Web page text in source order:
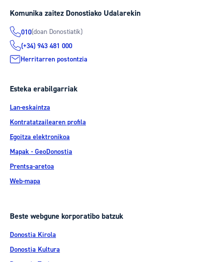
Komunika zaitez Donostiako Udalarekin
010(doan Donostiatik)
(+34) 943 481 000
Herritarren postontzia
Esteka erabilgarriak
Lan-eskaintza
Kontratatzailearen profila
Egoitza elektronikoa
Mapak - GeoDonostia
Prentsa-aretoa
Web-mapa
Beste webgune korporatibo batzuk
Donostia Kirola
Donostia Kultura